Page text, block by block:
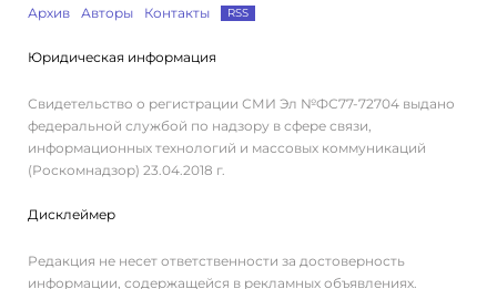
Архив
Авторы Контакты RSS
Юридическая информация
Свидетельство о регистрации СМИ Эл №ФС77-72704 выдано
федеральной службой по надзору в сфере связи,
информационных технологий и массовых коммуникаций
(Роскомнадзор) 23.04.2018 г.
Дисклеймер
Редакция не несет ответственности за достоверность
информации, содержащейся в рекламных объявлениях.